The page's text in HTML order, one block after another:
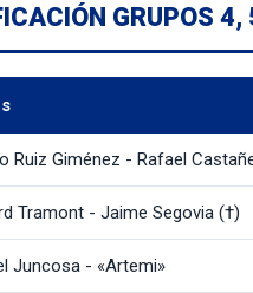
GRUPOS 4,
Ruiz Giménez - Rafael
Tramont - Jaime Segovia (†)
Juncosa - «Artemi»